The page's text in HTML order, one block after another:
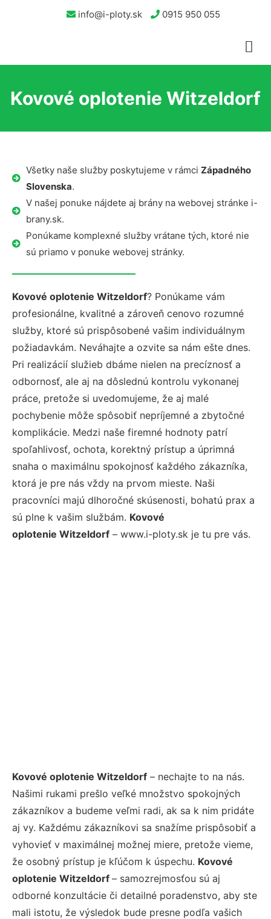
info@i-ploty.sk 0915 950 055
Kovové oplotenie Witzeldorf
Všetky naše služby poskytujeme v rámci Západného
Slovenska.
V našej ponuke nájdete aj brány na webovej stránke i-
brany.sk.
Ponúkame komplexné služby vrátane tých, ktoré nie
sú priamo v ponuke webovej stránky.
Kovové oplotenie Witzeldorf? Ponúkame vám
profesionálne, kvalitné a zároveň cenovo rozumné
služby, ktoré sú prispôsobené vašim individuálnym
požiadavkám. Neváhajte a ozvite sa nám ešte dnes.
Pri realizácií služieb dbáme nielen na precíznosť a
odbornosť, ale aj na dôslednú kontrolu vykonanej
práce, pretože si uvedomujeme, že aj malé
pochybenie môže spôsobiť nepríjemné a zbytočné
komplikácie. Medzi naše firemné hodnoty patrí
spoľahlivosť, ochota, korektný prístup a úprimná
snaha o maximálnu spokojnosť každého zákazníka,
ktorá je pre nás vždy na prvom mieste. Naši
pracovníci majú dlhoročné skúsenosti, bohatú prax a
sú plne k vašim službám. Kovové
oplotenie Witzeldorf – www.i-ploty.sk je tu pre vás.
Kovové oplotenie Witzeldorf – nechajte to na nás.
Našimi rukami prešlo veľké množstvo spokojných
zákazníkov a budeme veľmi radi, ak sa k nim pridáte
aj vy. Každému zákazníkovi sa snažíme prispôsobiť a
vyhovieť v maximálnej možnej miere, pretože vieme,
že osobný prístup je kľúčom k úspechu. Kovové
oplotenie Witzeldorf – samozrejmosťou sú aj
odborné konzultácie či detailné poradenstvo, aby ste
mali istotu, že výsledok bude presne podľa vašich